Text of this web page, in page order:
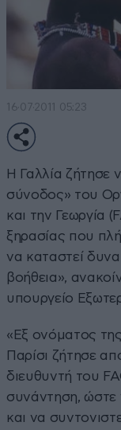
16·07·2011 05:23
Η Γαλλία ζήτησε
σύνοδος» του
και την Γεωργία
ξηρασίας που
να καταστεί
βοήθεια»,
υπουργείο
«Εξ ονόματος
Παρίσι ζήτησε
διευθυντή του
συνάντηση, ώστε
και να